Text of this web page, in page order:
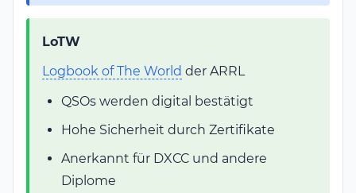
LoTW
Logbook of The World der ARRL
QSOs werden digital bestätigt
Hohe Sicherheit durch Zertifikate
Anerkannt für DXCC und andere
Diplome